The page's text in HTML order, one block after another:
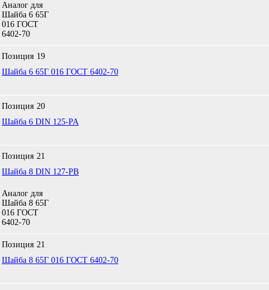
Аналог для
Шайба 6 65Г
016 ГОСТ
6402-70
Позиция 19
Шайба 6 65Г 016 ГОСТ 6402-70
Позиция 20
Шайба 6 DIN 125-PA
Позиция 21
Шайба 8 DIN 127-PB
Аналог для
Шайба 8 65Г
016 ГОСТ
6402-70
Позиция 21
Шайба 8 65Г 016 ГОСТ 6402-70